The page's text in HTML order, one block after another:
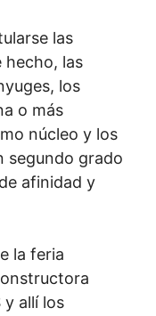
las
hecho, las
los
o más
núcleo y los
segundo grado
afinidad y
la feria
allí los